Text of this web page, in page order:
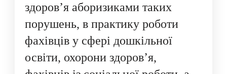
здоров’я аборизиками таких
порушень, в практику роботи
фахівців у сфері дошкільної
освіти, охорони здоров’я,